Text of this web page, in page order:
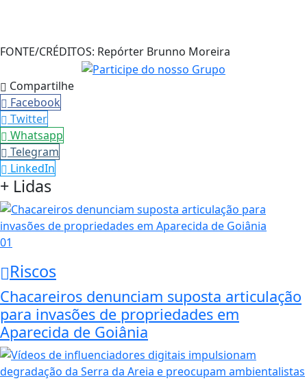
FONTE/CRÉDITOS: Repórter Brunno Moreira
Compartilhe
Facebook
Twitter
Whatsapp
Telegram
LinkedIn
+ Lidas
01
Riscos
Chacareiros denunciam suposta articulação
para invasões de propriedades em
Aparecida de Goiânia